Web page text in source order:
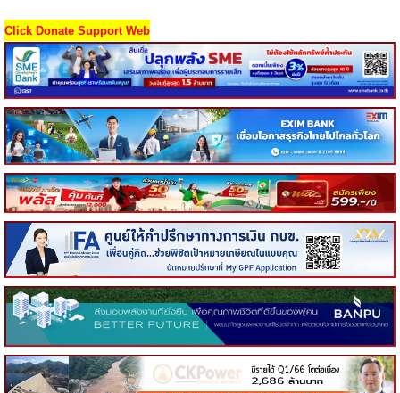
Click Donate Support Web